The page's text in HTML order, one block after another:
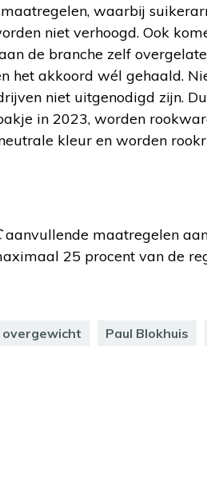
waarbij
niet verhoogd. Ook
de branche zelf
het akkoord wél gehaald.
niet uitgenodigd zijn.
in 2023, worden
kleur en worden
aanvullende maatregelen
25 procent van de
overgewicht Paul Blokhuis